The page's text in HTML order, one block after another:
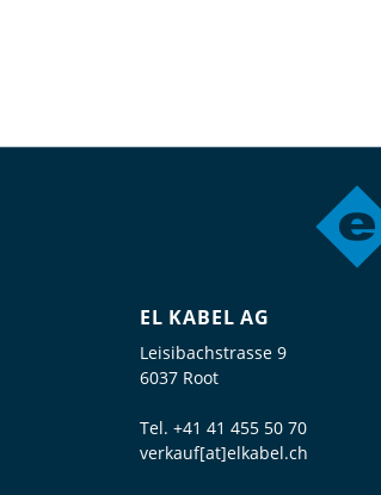
EL KABEL AG
Leisibachstrasse 9
6037 Root
Tel. +41 41 455 50 70
verkauf[at]elkabel.ch